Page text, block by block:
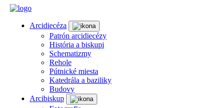
Arcidiecéza
Patrón arcidiecézy
História a biskupi
Schematizmy
Rehole
Pútnické miesta
Katedrála a baziliky
Budovy
Arcibiskup